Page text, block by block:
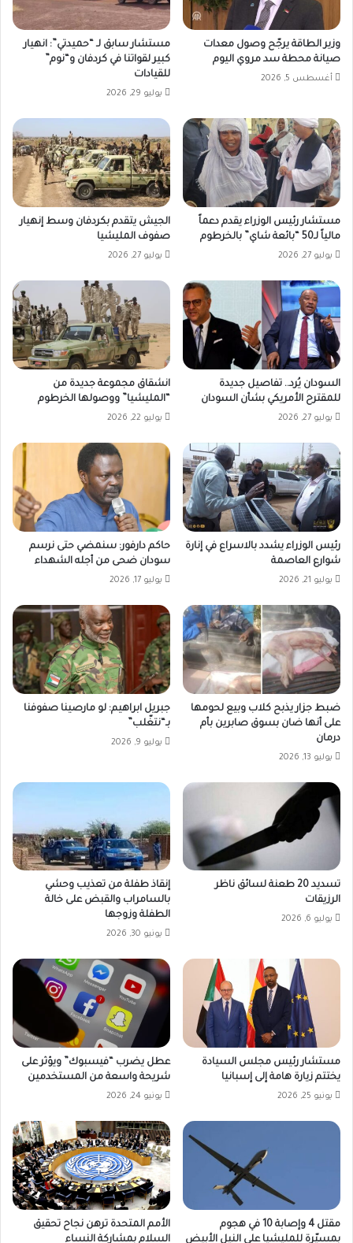
وزير الطاقة يرجّح وصول معدات
صيانة محطة سد مروي اليوم
أغسطس 5, 2026
مستشار سابق لـ “حميدتي”: انهيار
كبير لقواتنا في كردفان و“نوم”
للقيادات
يوليو 29, 2026
مستشار رئيس الوزراء يقدم دعماً
مالياً لـ50 “بائعة شاي” بالخرطوم
يوليو 27, 2026
الجيش يتقدم بكردفان وسط إنهيار
صفوف المليشيا
يوليو 27, 2026
السودان يُرد.. تفاصيل جديدة
للمقترح الأمريكي بشأن السودان
يوليو 27, 2026
انشقاق مجموعة جديدة من
“المليشيا” ووصولها الخرطوم
يوليو 22, 2026
رئيس الوزراء يشدد بالاسراع في إنارة
شوارع العاصمة
يوليو 21, 2026
حاكم دارفور: سنمضي حتى نرسم
سودان ضحى من أجله الشهداء
يوليو 17, 2026
ضبط جزار يذبح كلاب وبيع لحومها
على أنها ضان بسوق صابرين بأم
درمان
يوليو 13, 2026
جبريل ابراهيم: لو مارصينا صفوفنا
بـ“نتغّلب”
يوليو 9, 2026
تسديد 20 طعنة لسائق ناظر
الرزيقات
يوليو 6, 2026
إنقاذ طفلة من تعذيب وحشي
بالسامراب والقبض على خالة
الطفلة وزوجها
يونيو 30, 2026
مستشار رئيس مجلس السيادة
يختتم زيارة هامة إلى إسبانيا
يونيو 25, 2026
عطل يضرب “فيسبوك” ويؤثر على
شريحة واسعة من المستخدمين
يونيو 24, 2026
مقتل 4 وإصابة 10 في هجوم
بمسيّرة للمليشيا على النيل الأبيض
الأمم المتحدة ترهن نجاح تحقيق
السلام بمشاركة النساء